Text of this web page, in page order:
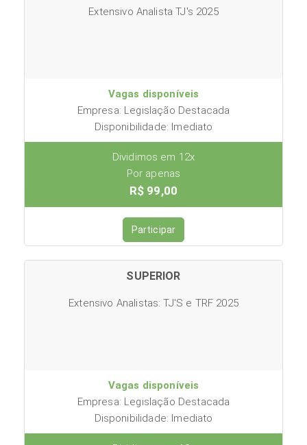
Extensivo Analista TJ's 2025
Vagas disponíveis
Empresa: Legislação Destacada
Disponibilidade: Imediato
Dividimos em 12x
Por apenas
R$ 99,00
Participar
SUPERIOR
Extensivo Analistas: TJ'S e TRF 2025
Vagas disponíveis
Empresa: Legislação Destacada
Disponibilidade: Imediato